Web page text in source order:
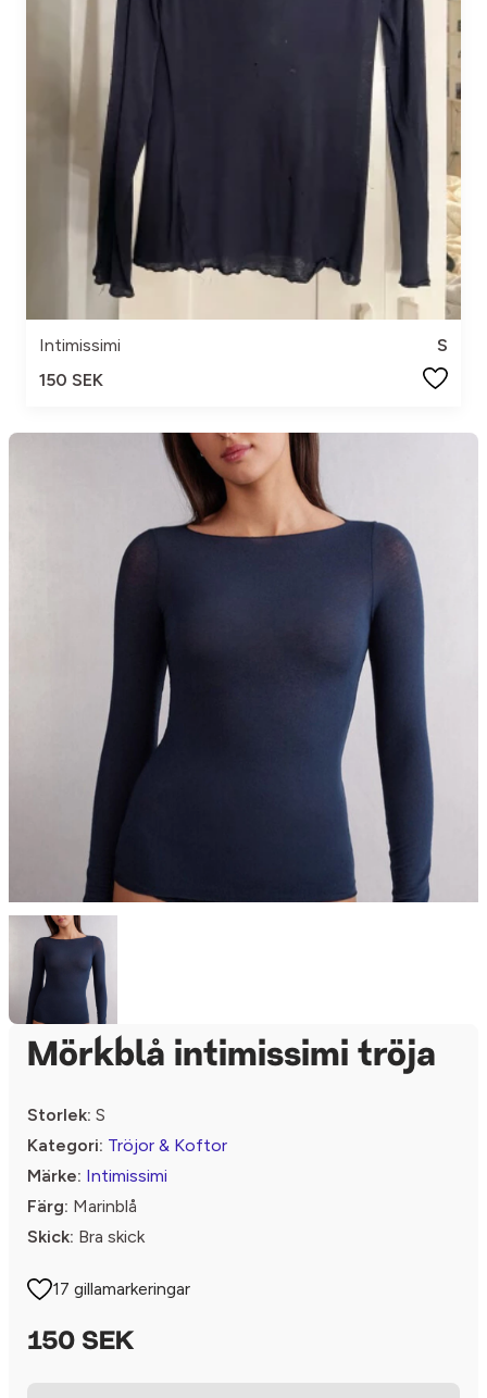
Intimissimi
S
150 SEK
Mörkblå intimissimi tröja
Storlek: S
Kategori: Tröjor & Koftor
Märke: Intimissimi
Färg: Marinblå
Skick: Bra skick
17 gillamarkeringar
150 SEK